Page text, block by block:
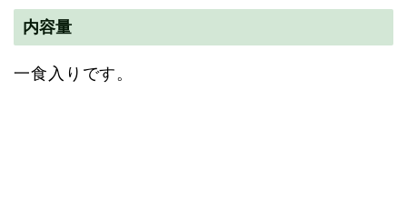
内容量
一食入りです。